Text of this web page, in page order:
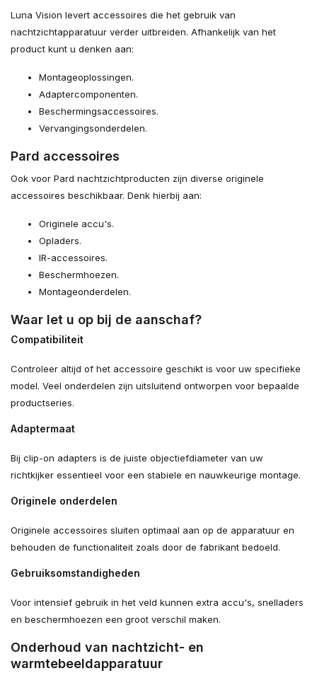
Luna Vision levert accessoires die het gebruik van
nachtzichtapparatuur verder uitbreiden. Afhankelijk van het
product kunt u denken aan:
Montageoplossingen.
Adaptercomponenten.
Beschermingsaccessoires.
Vervangingsonderdelen.
Pard accessoires
Ook voor Pard nachtzichtproducten zijn diverse originele
accessoires beschikbaar. Denk hierbij aan:
Originele accu's.
Opladers.
IR-accessoires.
Beschermhoezen.
Montageonderdelen.
Waar let u op bij de aanschaf?
Compatibiliteit
Controleer altijd of het accessoire geschikt is voor uw specifieke
model. Veel onderdelen zijn uitsluitend ontworpen voor bepaalde
productseries.
Adaptermaat
Bij clip-on adapters is de juiste objectiefdiameter van uw
richtkijker essentieel voor een stabiele en nauwkeurige montage.
Originele onderdelen
Originele accessoires sluiten optimaal aan op de apparatuur en
behouden de functionaliteit zoals door de fabrikant bedoeld.
Gebruiksomstandigheden
Voor intensief gebruik in het veld kunnen extra accu's, snelladers
en beschermhoezen een groot verschil maken.
Onderhoud van nachtzicht- en
warmtebeeldapparatuur